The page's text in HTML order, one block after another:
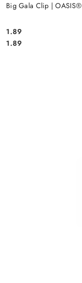
Big Gala Clip | OASIS®
Cena:
1.89
Cena:
1.89